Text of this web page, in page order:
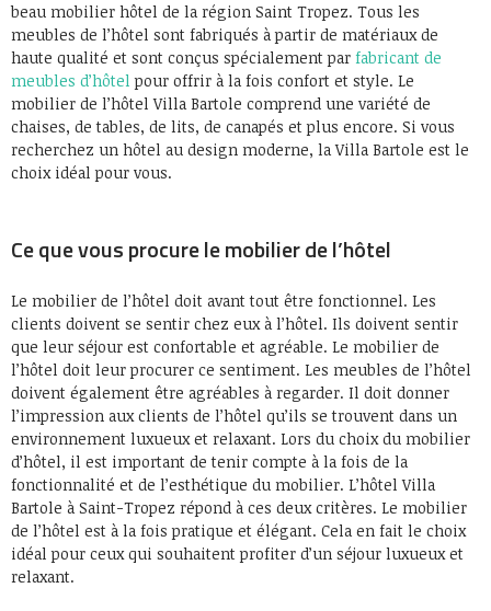
beau mobilier hôtel de la région Saint Tropez. Tous les
meubles de l’hôtel sont fabriqués à partir de matériaux de
haute qualité et sont conçus spécialement par fabricant de
meubles d’hôtel pour offrir à la fois confort et style. Le
mobilier de l’hôtel Villa Bartole comprend une variété de
chaises, de tables, de lits, de canapés et plus encore. Si vous
recherchez un hôtel au design moderne, la Villa Bartole est le
choix idéal pour vous.
Ce que vous procure le mobilier de l’hôtel
Le mobilier de l’hôtel doit avant tout être fonctionnel. Les
clients doivent se sentir chez eux à l’hôtel. Ils doivent sentir
que leur séjour est confortable et agréable. Le mobilier de
l’hôtel doit leur procurer ce sentiment. Les meubles de l’hôtel
doivent également être agréables à regarder. Il doit donner
l’impression aux clients de l’hôtel qu’ils se trouvent dans un
environnement luxueux et relaxant. Lors du choix du mobilier
d’hôtel, il est important de tenir compte à la fois de la
fonctionnalité et de l’esthétique du mobilier. L’hôtel Villa
Bartole à Saint-Tropez répond à ces deux critères. Le mobilier
de l’hôtel est à la fois pratique et élégant. Cela en fait le choix
idéal pour ceux qui souhaitent profiter d’un séjour luxueux et
relaxant.